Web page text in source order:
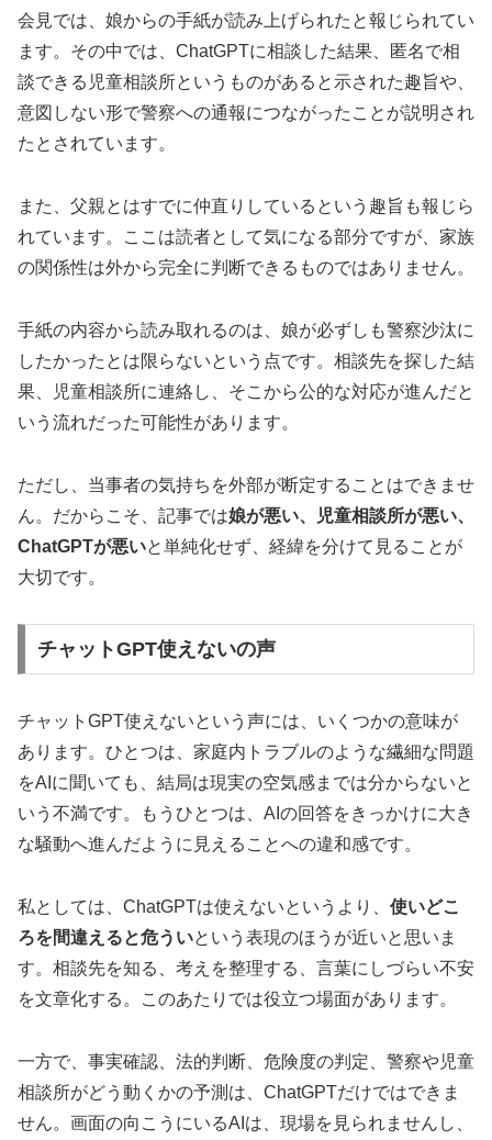
会見では、娘からの手紙が読み上げられたと報じられてい
ます。その中では、ChatGPTに相談した結果、匿名で相
談できる児童相談所というものがあると示された趣旨や、
意図しない形で警察への通報につながったことが説明され
たとされています。
また、父親とはすでに仲直りしているという趣旨も報じら
れています。ここは読者として気になる部分ですが、家族
の関係性は外から完全に判断できるものではありません。
手紙の内容から読み取れるのは、娘が必ずしも警察沙汰に
したかったとは限らないという点です。相談先を探した結
果、児童相談所に連絡し、そこから公的な対応が進んだと
いう流れだった可能性があります。
ただし、当事者の気持ちを外部が断定することはできませ
ん。だからこそ、記事では娘が悪い、児童相談所が悪い、
ChatGPTが悪いと単純化せず、経緯を分けて見ることが
大切です。
チャットGPT使えないの声
チャットGPT使えないという声には、いくつかの意味が
あります。ひとつは、家庭内トラブルのような繊細な問題
をAIに聞いても、結局は現実の空気感までは分からないと
いう不満です。もうひとつは、AIの回答をきっかけに大き
な騒動へ進んだように見えることへの違和感です。
私としては、ChatGPTは使えないというより、 使いどこ
ろを間違えると危ういという表現のほうが近いと思いま
す。相談先を知る、考えを整理する、言葉にしづらい不安
を文章化する。このあたりでは役立つ場面があります。
一方で、事実確認、法的判断、危険度の判定、警察や児童
相談所がどう動くかの予測は、ChatGPTだけではできま
せん。画面の向こうにいるAIは、現場を見られませんし、